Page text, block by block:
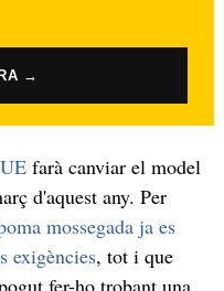
→
farà canviar el model
d'aquest any. Per
mossegada ja es
exigències, tot i que